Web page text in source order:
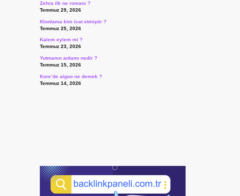
Zehra ilk ne romanı ?
Temmuz 29, 2026
Klonlama kim icat etmiştir ?
Temmuz 25, 2026
Kalem eylem mi ?
Temmuz 23, 2026
Yutmanın anlamı nedir ?
Temmuz 15, 2026
Kore’de aigoo ne demek ?
Temmuz 14, 2026